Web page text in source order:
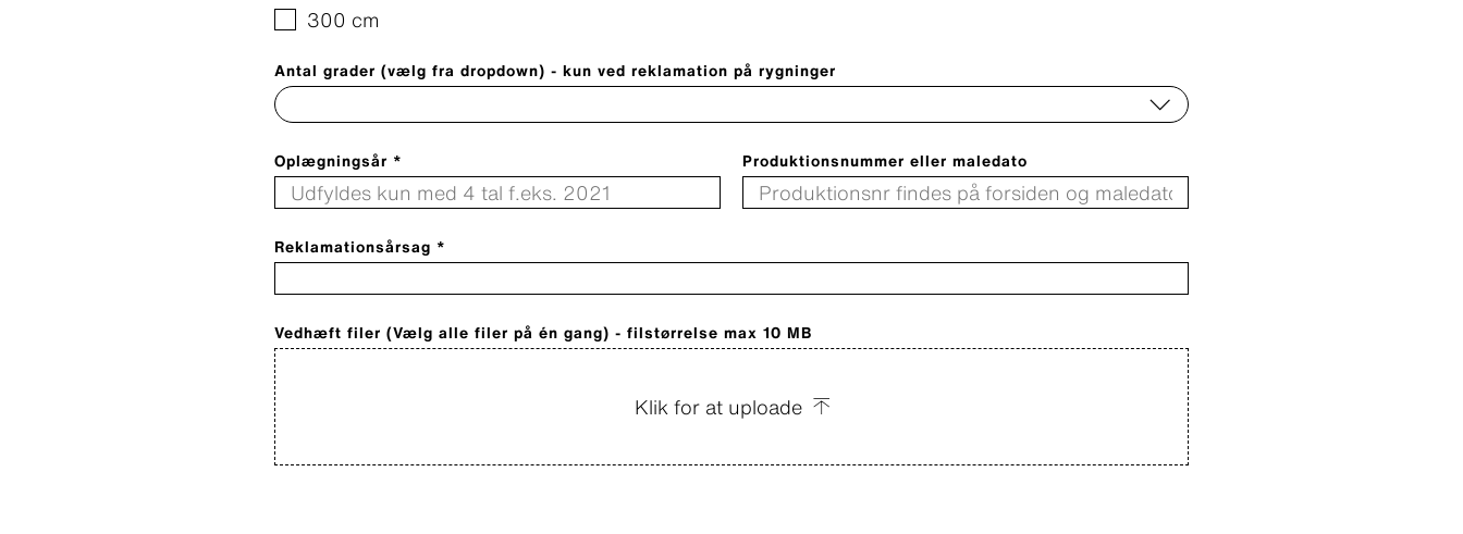
300 cm
Antal grader (vælg fra dropdown) - kun ved reklamation på rygninger
Oplægningsår * Produktionsnummer eller maledato
Reklamationsårsag *
Vedhæft filer (Vælg alle filer på én gang) - filstørrelse max 10 MB
Klik for at uploade